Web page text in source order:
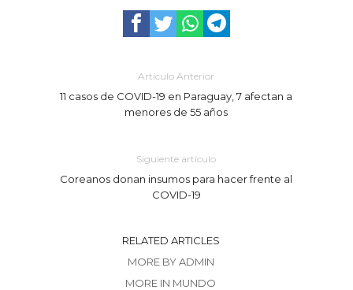
Artículo Anterior
11 casos de COVID-19 en Paraguay, 7 afectan a
menores de 55 años
Siguiente artículo
Coreanos donan insumos para hacer frente al
COVID-19
RELATED ARTICLES
MORE BY ADMIN
MORE IN MUNDO